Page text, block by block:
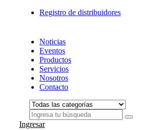
Registro de distribuidores
Noticias
Eventos
Productos
Servicios
Nosotros
Contacto
Ingresar